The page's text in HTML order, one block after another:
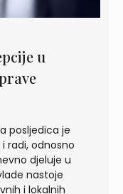
u
posljedica je
radi, odnosno
djeluje u
nastoje
i lokalnih